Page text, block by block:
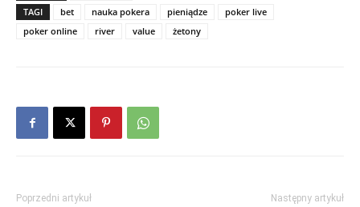
TAGI
bet nauka pokera pieniądze
poker live
poker online
river value żetony
Poprzedni artykuł Następny artykuł